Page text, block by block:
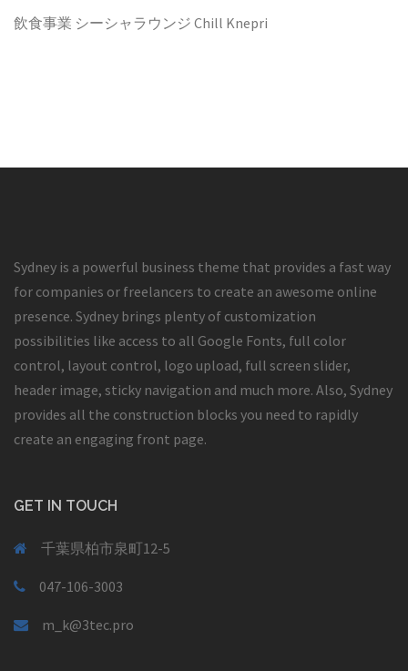
飲食事業 シーシャラウンジ Chill Knepri
Sydney is a powerful business theme that provides a fast way
for companies or freelancers to create an awesome online
presence. Sydney brings plenty of customization
possibilities like access to all Google Fonts, full color
control, layout control, logo upload, full screen slider,
header image, sticky navigation and much more. Also, Sydney
provides all the construction blocks you need to rapidly
create an engaging front page.
GET IN TOUCH
千葉県柏市泉町12-5
047-106-3003
m_k@3tec.pro